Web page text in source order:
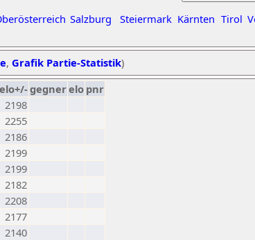
Salzburg Steiermark Kärnten Tirol
, Grafik Partie-Statistik)
elo+/-gegnerelo pnr
2198
2255
2186
2199
2199
2182
2208
2177
2140